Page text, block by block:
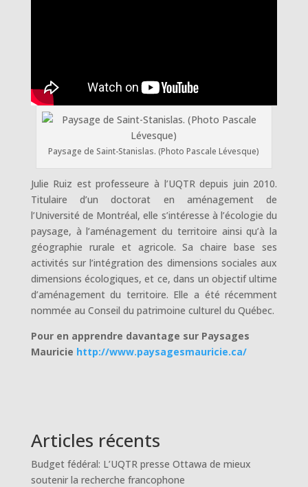
Paysage de Saint-Stanislas. (Photo Pascale Lévesque)
Julie Ruiz est professeure à l’UQTR depuis juin 2010.
Titulaire d’un doctorat en aménagement de
l’Université de Montréal, elle s’intéresse à l’écologie du
paysage, à l’aménagement du territoire ainsi qu’à la
géographie rurale et agricole. Sa chaire base ses
activités sur l’intégration des dimensions sociales aux
dimensions écologiques, et ce, dans un objectif ultime
d’aménagement du territoire. Elle a été récemment
nommée au Conseil du patrimoine culturel du Québec.
Pour en apprendre davantage sur Paysages
Mauricie http://www.paysagesmauricie.ca/
Articles récents
Budget fédéral: L’UQTR presse Ottawa de mieux
soutenir la recherche francophone